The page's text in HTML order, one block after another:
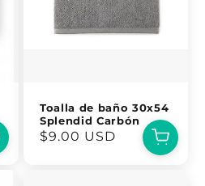
Toalla de baño 30x54
Splendid Carbón
Precio
$9.00 USD